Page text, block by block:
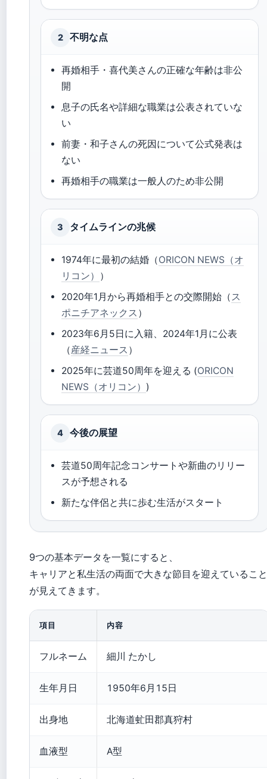
2 不明な点
再婚相手・喜代美さんの正確な年齢は非公
開
息子の氏名や詳細な職業は公表されていな
い
前妻・和子さんの死因について公式発表は
ない
再婚相手の職業は一般人のため非公開
3 タイムラインの兆候
1974年に最初の結婚（ORICON NEWS（オ
リコン） ）
2020年1月から再婚相手との交際開始（ス
ポニチアネックス ）
2023年6月5日に入籍、2024年1月に公表
（産経ニュース ）
2025年に芸道50周年を迎える (ORICON
NEWS（オリコン） )
4 今後の展望
芸道50周年記念コンサートや新曲のリリー
スが予想される
新たな伴侶と共に歩む生活がスタート
9つの基本データを一覧にすると、
キャリアと私生活の両面で大きな節目を迎えていること
が見えてきます。
項目 内容
フルネーム 細川 たかし
生年月日 1950年6月15日
出身地 北海道虻田郡真狩村
血液型 A型